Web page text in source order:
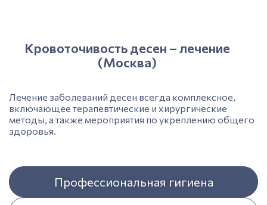
Кровоточивость десен – лечение
(Москва)
Лечение заболеваний десен всегда комплексное,
включающее терапевтические и хирургические
методы, а также мероприятия по укреплению общего
здоровья.
Профессиональная гигиена